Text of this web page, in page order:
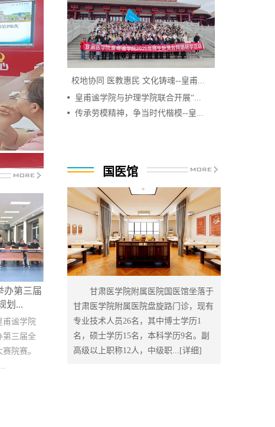
办第三届
划...
甫谧学院
第三届全
院赛。
校地协同 医教惠民 文化铸魂--皇甫...
皇甫谧学院与护理学院联合开展“...
传承劳模精神，争当时代楷模--皇...
国医馆
甘肃医学院附属医院国医馆坐落于
甘肃医学院附属医院盘旋路门诊，现有
专业技术人员26名，其中博士学历1
名，硕士学历15名，本科学历9名。副
高级以上职称12人，中级职... [详细]